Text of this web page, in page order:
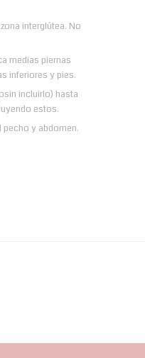
interglútea. No
medias piernas
inferiores y pies.
incluirlo) hasta
estos.
pecho y abdomen.